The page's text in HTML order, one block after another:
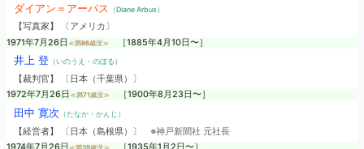
ダイアン＝アーバス （Diane Arbus）
【写真家】 〔アメリカ〕
1971年7月26日 ≪満86歳没≫ ［1885年4月10日〜］
井上 登（いのうえ・のぼる）
【裁判官】 〔日本（千葉県）〕
1972年7月26日 ≪満71歳没≫ ［1900年8月23日〜］
田中 寛次 （たなか・かんじ）
【経営者】 〔日本（島根県）〕 ※神戸新聞社 元社長